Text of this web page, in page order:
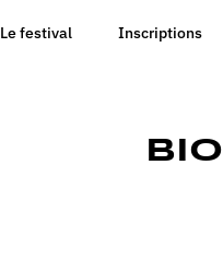
Le festival Inscriptions
Bio